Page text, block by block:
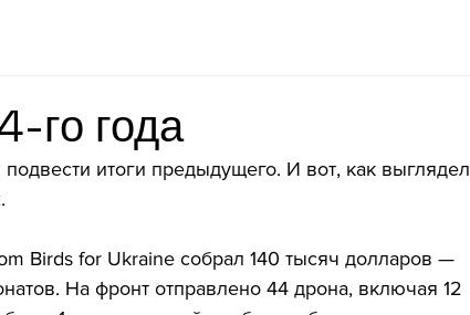
го года
итоги предыдущего. И вот, как выглядел
Birds for Ukraine собрал 140 тысяч долларов —
На фронт отправлено 44 дрона, включая 12